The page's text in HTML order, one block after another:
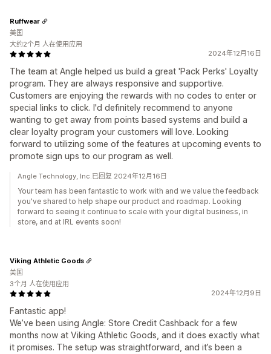
2024年12月16日
The team at Angle helped us build a great 'Pack Perks' Loyalty
program. They are always responsive and supportive.
Customers are enjoying the rewards with no codes to enter or
special links to click. I'd definitely recommend to anyone
wanting to get away from points based systems and build a
clear loyalty program your customers will love. Looking
forward to utilizing some of the features at upcoming events to
promote sign ups to our program as well.
Ruffwear
美国
大约2个月 人在使用应用
Angle Technology, Inc.已回复 2024年12月16日
Your team has been fantastic to work with and we value the feedback
you've shared to help shape our product and roadmap. Looking
forward to seeing it continue to scale with your digital business, in
store, and at IRL events soon!
2024年12月9日
Fantastic app!
We’ve been using Angle: Store Credit Cashback for a few
months now at Viking Athletic Goods, and it does exactly what
it promises. The setup was straightforward, and it’s been a
Viking Athletic Goods
美国
3个月 人在使用应用